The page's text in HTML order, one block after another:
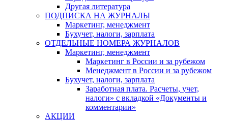
Другая литература
ПОДПИСКА НА ЖУРНАЛЫ
Маркетинг, менеджмент
Бухучет, налоги, зарплата
ОТДЕЛЬНЫЕ НОМЕРА ЖУРНАЛОВ
Маркетинг, менеджмент
Маркетинг в России и за рубежом
Менеджмент в России и за рубежом
Бухучет, налоги, зарплата
Заработная плата. Расчеты, учет,
налоги» с вкладкой «Документы и
комментарии»
АКЦИИ